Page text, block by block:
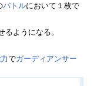
バトルにおいて１枚で
るようになる。
でガーディアンサー